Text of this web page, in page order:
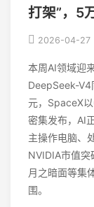
打架”，5
2026-04-27
本周AI领域迎
DeepSeek-
元，SpaceX
密集发布，AI
主操作电脑、
NVIDIA市值突
月之暗面等集
围。